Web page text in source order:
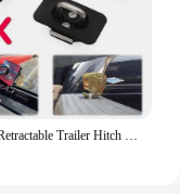
4pcs Car Retractable Trailer Hitch Fastener Tie Down Anchors Compatible For For D Truck F150/f250/f350 Dropshipping Wholesale